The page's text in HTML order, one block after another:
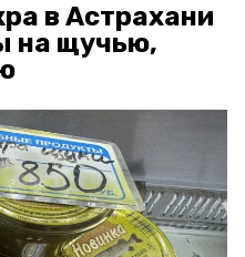
в Астрахани
на щучью,